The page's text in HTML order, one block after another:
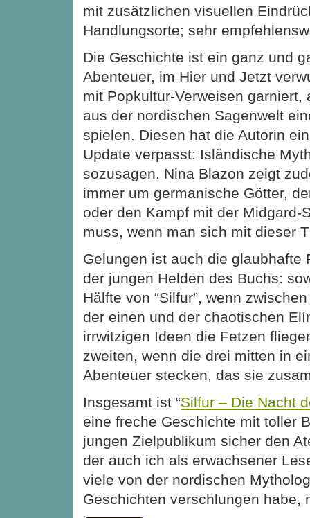
mit zusätzlichen visuellen
Handlungsorte; sehr
Die Geschichte ist ein ganz und
Abenteuer, im Hier und Jetzt
mit Popkultur-Verweisen garniert,
aus der nordischen Sagenwelt
spielen. Diesen hat die Autorin
Update verpasst: Isländische
sozusagen. Nina Blazon zeigt
immer um germanische Götter,
oder den Kampf mit der Midgard-
muss, wenn man sich mit dieser
Gelungen ist auch die glaubhafte
der jungen Helden des Buchs:
Hälfte von “Silfur”, wenn
der einen und der chaotischen
irrwitzigen Ideen die Fetzen
zweiten, wenn die drei mitten in
Abenteuer stecken, das sie
Insgesamt ist “Silfur – Die Nacht
eine freche Geschichte mit toller
jungen Zielpublikum sicher den
der auch ich als erwachsener
viele von der nordischen
Geschichten verschlungen habe,